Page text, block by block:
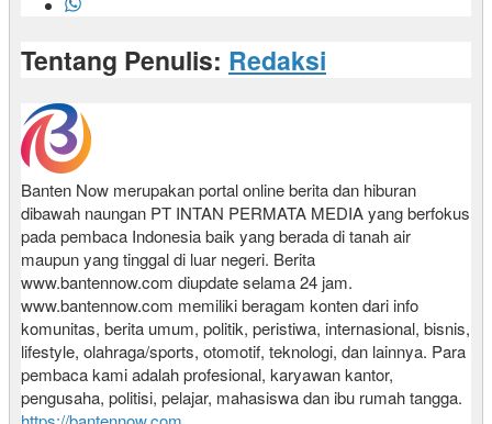
Tentang Penulis: Redaksi
Banten Now merupakan portal online berita dan hiburan
dibawah naungan PT INTAN PERMATA MEDIA yang berfokus
pada pembaca Indonesia baik yang berada di tanah air
maupun yang tinggal di luar negeri. Berita
www.bantennow.com diupdate selama 24 jam.
www.bantennow.com memiliki beragam konten dari info
komunitas, berita umum, politik, peristiwa, internasional, bisnis,
lifestyle, olahraga/sports, otomotif, teknologi, dan lainnya. Para
pembaca kami adalah profesional, karyawan kantor,
pengusaha, politisi, pelajar, mahasiswa dan ibu rumah tangga.